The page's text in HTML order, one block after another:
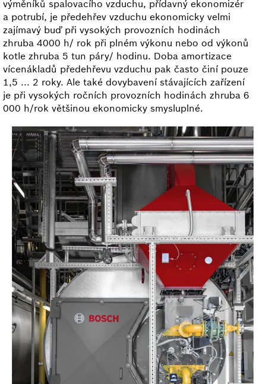
výměníků spalovacího vzduchu, přídavný ekonomizér
a potrubí, je předehřev vzduchu ekonomicky velmi
zajímavý buď při vysokých provozních hodinách
zhruba 4000 h/ rok při plném výkonu nebo od výkonů
kotle zhruba 5 tun páry/ hodinu. Doba amortizace
vícenákladů předehřevu vzduchu pak často činí pouze
1,5 ... 2 roky. Ale také dovybavení stávajících zařízení
je při vysokých ročních provozních hodinách zhruba 6
000 h/rok většinou ekonomicky smysluplné.